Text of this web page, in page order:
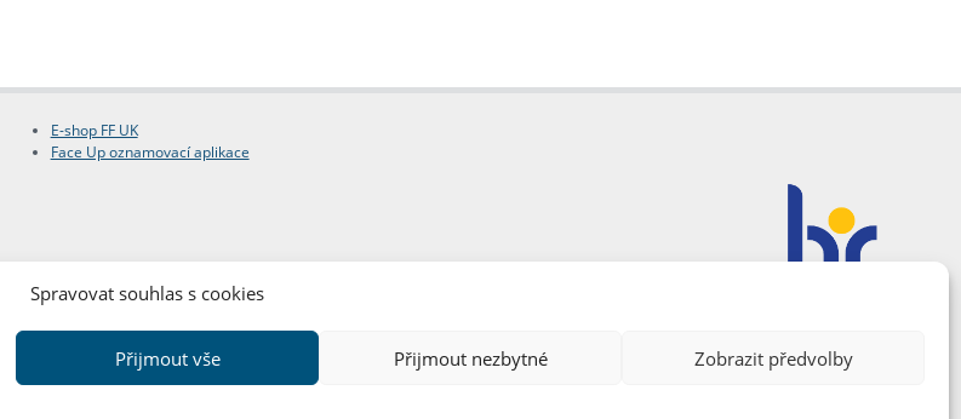
Spravovat souhlas s cookies
Přijmout vše Přijmout nezbytné Zobrazit předvolby
E-shop FF UK
Face Up oznamovací aplikace